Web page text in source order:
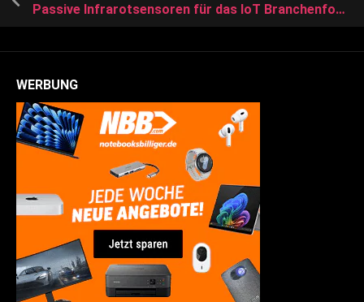
Passive Infrarotsensoren für das IoT Branchenforschungsbericht: Analyse der wichtigsten Trends und Treiber
WERBUNG